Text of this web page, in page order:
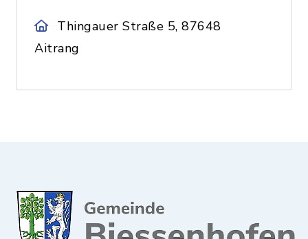
Thingauer Straße 5, 87648
Aitrang